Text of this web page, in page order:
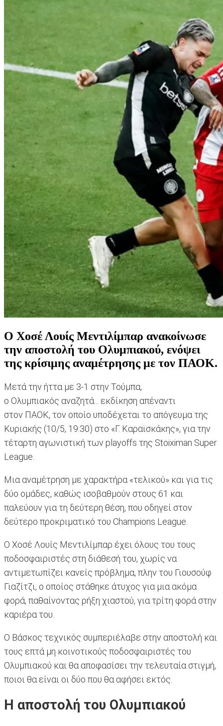
Ο Χοσέ Λουίς Μεντιλίμπαρ ανακοίνωσε
την αποστολή του Ολυμπιακού, ενόψει
της κρίσιμης αναμέτρησης με τον ΠΑΟΚ.
Μετά την ήττα με 3-1 στην Τούμπα,
ο Ολυμπιακός αναζητά... εκδίκηση απέναντι
στον ΠΑΟΚ, τον οποίο υποδέχεται το απόγευμα της
Κυριακής (10/5, 19:30) στο «Γ. Καραϊσκάκης», για την
τέταρτη αγωνιστική των playoffs της Stoiximan Super
League.
Μια αναμέτρηση με χαρακτήρα «τελικού» και για τις
δύο ομάδες, καθώς ισοβαθμούν στους 61 και
παλεύουν για τη δεύτερη θέση, που οδηγεί στον
δεύτερο προκριματικό του Champions League.
Ο Χοσέ Λουίς Μεντιλίμπαρ έχει όλους του τους
ποδοσφαιριστές στη διάθεσή του, χωρίς να
αντιμετωπίζει κανείς πρόβλημα, πλην του Γιουσούφ
Γιαζίτζι, ο οποίος στάθηκε άτυχος για μια ακόμα
φορά, παθαίνοντας ρήξη χιαστού, για τρίτη φορά στην
καριέρα του.
Ο Βάσκος τεχνικός συμπεριέλαβε στην αποστολή και
τους επτά μη κοινοτικούς ποδοσφαιριστές του
Ολυμπιακού και θα αποφασίσει την τελευταία στιγμή,
ποιοι θα είναι οι δύο που θα αφήσει εκτός.
Η αποστολή του Ολυμπιακού